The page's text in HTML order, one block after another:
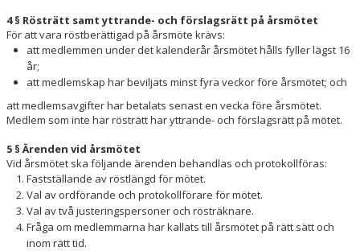
4 § Rösträtt samt yttrande- och förslagsrätt på årsmötet
För att vara röstberättigad på årsmöte krävs:
att medlemmen under det kalenderår årsmötet hålls fyller lägst 16
år;
att medlemskap har beviljats minst fyra veckor före årsmötet; och
att medlemsavgifter har betalats senast en vecka före årsmötet.
Medlem som inte har rösträtt har yttrande- och förslagsrätt på mötet.
5 § Ärenden vid årsmötet
Vid årsmötet ska följande ärenden behandlas och protokollföras:
Fastställande av röstlängd för mötet.
Val av ordförande och protokollförare för mötet.
Val av två justeringspersoner och rösträknare.
Fråga om medlemmarna har kallats till årsmötet på rätt sätt och
inom rätt tid.